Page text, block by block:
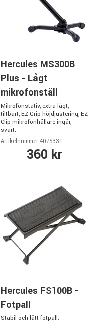
Hercules MS300B
Plus - Lågt
mikrofonställ
Mikrofonstativ, extra lågt,
tiltbart, EZ Grip höjdjustering, EZ
Clip mikrofonhållare ingår,
svart.
Artikelnummer 4075331
360 kr
Hercules FS100B -
Fotpall
Stabil och lätt fotpall.